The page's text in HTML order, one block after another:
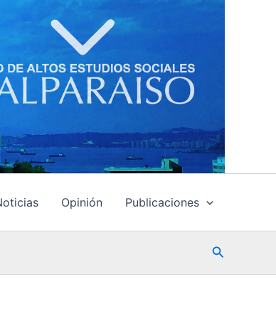
Opinión Publicaciones
Buscar